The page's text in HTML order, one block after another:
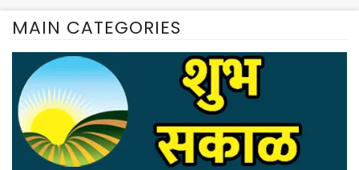
MAIN CATEGORIES